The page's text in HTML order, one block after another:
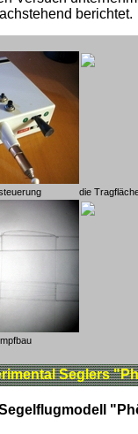
berichtet.
die
Seglers